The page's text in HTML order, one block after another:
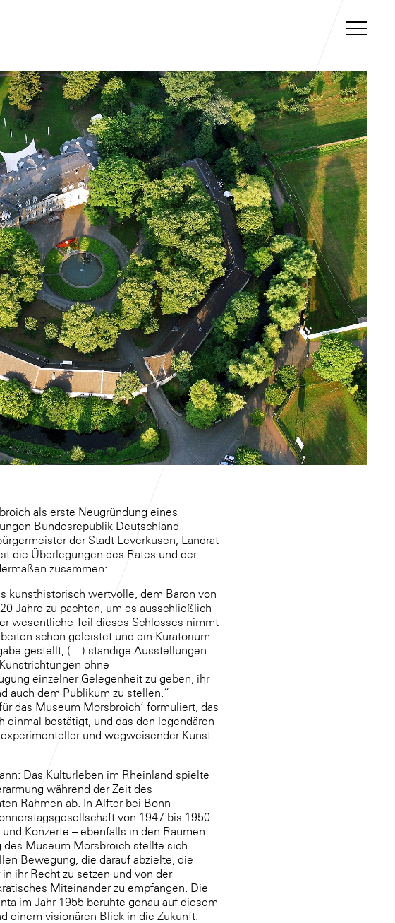
als erste Neugründung eines
Bundesrepublik Deutschland
der Stadt Leverkusen, Landrat
die Überlegungen des Rates und der
zusammen:
kunsthistorisch wertvolle, dem Baron von
Jahre zu pachten, um es ausschließlich
wesentliche Teil dieses Schlosses nimmt
schon geleistet und ein Kuratorium
gestellt, (…) ständige Ausstellungen
ohne
einzelner Gelegenheit zu geben, ihr
auch dem Publikum zu stellen.“
das Museum Morsbroich‘ formuliert, das
einmal bestätigt, und das den legendären
und wegweisender Kunst
Das Kulturleben im Rheinland spielte
während der Zeit des
Rahmen ab. In Alfter bei Bonn
von 1947 bis 1950
Konzerte – ebenfalls in den Räumen
Museum Morsbroich stellte sich
Bewegung, die darauf abzielte, die
ihr Recht zu setzen und von der
Miteinander zu empfangen. Die
im Jahr 1955 beruhte genau auf diesem
einem visionären Blick in die Zukunft.